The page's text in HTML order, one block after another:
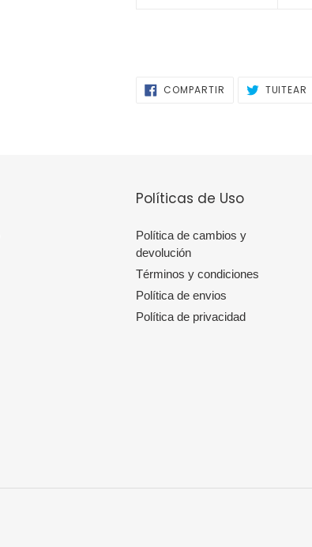
COMPARTIR COMPARTIRTUITEAR
Políticas de Uso
Política de cambios y
devolución
Términos y condiciones
Política de envios
Política de privacidad